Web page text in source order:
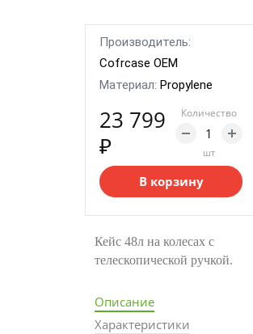
Производитель:
Cofrcase OEM
Материал: Propylene
23 799
₽
Количество
шт
В корзину
Кейс 48л на колесах с
телескопической ручкой.
Описание
Характеристики